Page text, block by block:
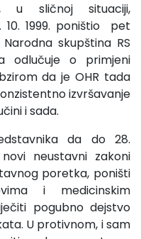
u sličnoj situaciji,
10. 1999. poništio pet
skupština RS
odlučuje o primjeni
da je OHR tada
izvršavanje
i sada.
da do 28.
neustavni zakoni
poretka, poništi
i medicinskim
pogubno dejstvo
U protivnom, i sam